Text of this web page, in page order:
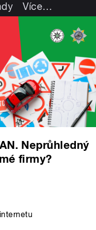
Více…
Neprůhledný
firmy?